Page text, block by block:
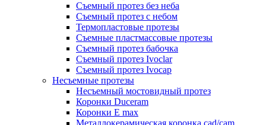
Съемный протез без неба
Съемный протез с небом
Термопластовые протезы
Съемные пластмассовые протезы
Съемный протез бабочка
Съемный протез Ivoclar
Съемный протез Ivocap
Несъемные протезы
Несъемный мостовидный протез
Коронки Duceram
Коронки E max
Металлокерамическая коронка cad/cam